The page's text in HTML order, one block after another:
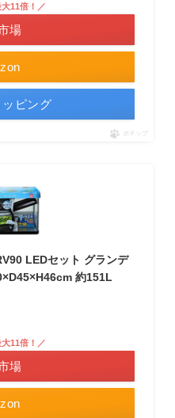
11倍！／
場
ピング
ポチップ
LEDセット グランデ
約151L
11倍！／
場